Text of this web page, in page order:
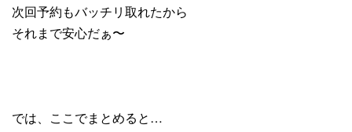
次回予約もバッチリ取れたから
それまで安心だぁ〜
では、ここでまとめると…